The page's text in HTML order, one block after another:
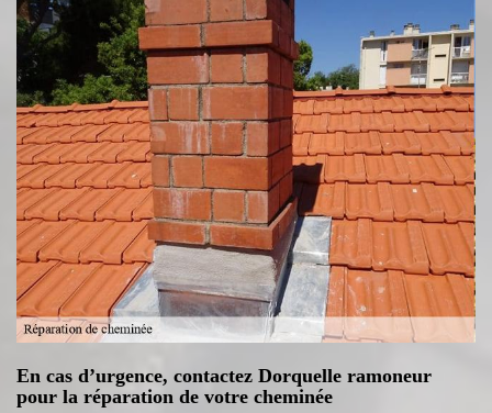
En cas d’urgence, contactez Dorquelle ramoneur
pour la réparation de votre cheminée